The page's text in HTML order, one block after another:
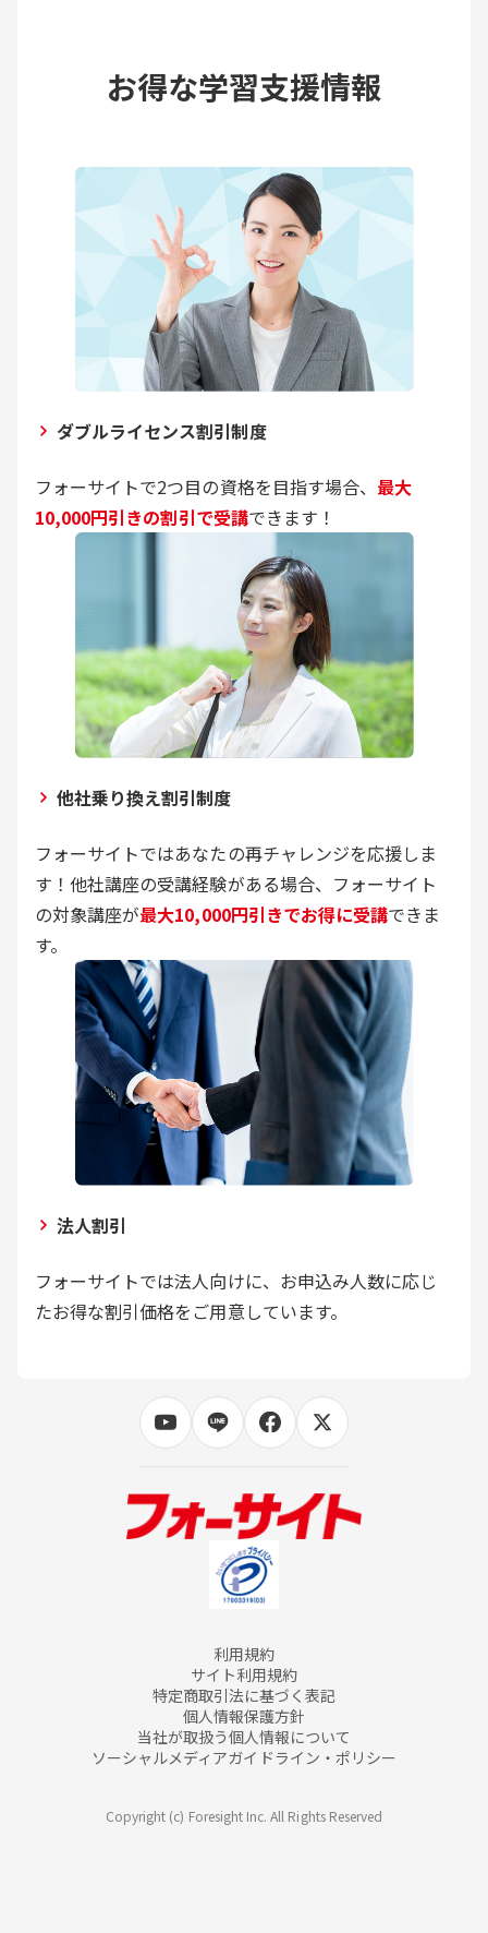
お得な学習支援情報
ダブルライセンス割引制度
フォーサイトで2つ目の資格を目指す場合、 最大
10,000円引きの割引で受講できます！
他社乗り換え割引制度
フォーサイトではあなたの再チャレンジを応援しま
す！他社講座の受講経験がある場合、フォーサイト
の対象講座が最大10,000円引きでお得に受講できま
す。
法人割引
フォーサイトでは法人向けに、お申込み人数に応じ
たお得な割引価格をご用意しています。
利用規約
サイト利用規約
特定商取引法に基づく表記
個人情報保護方針
当社が取扱う個人情報について
ソーシャルメディアガイドライン・ポリシー
Copyright (c) Foresight Inc. All Rights Reserved